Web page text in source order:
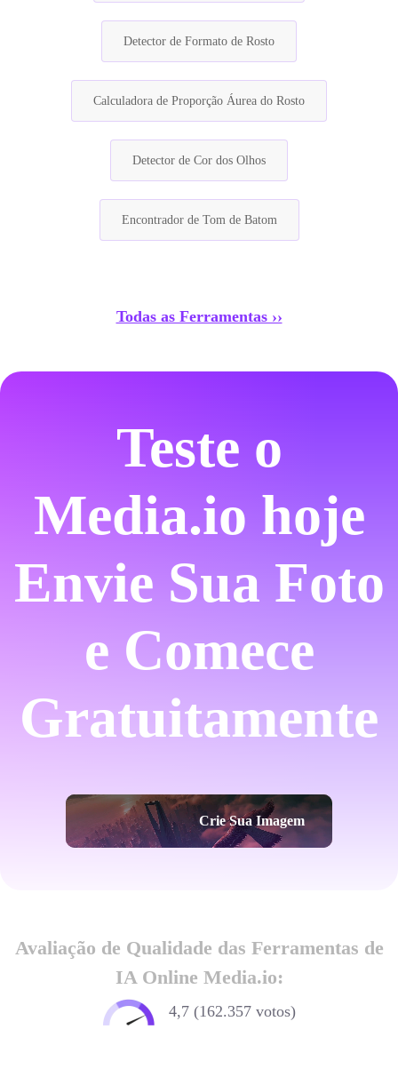
Detector de Formato de Rosto
Calculadora de Proporção Áurea do Rosto
Detector de Cor dos Olhos
Encontrador de Tom de Batom
Todas as Ferramentas ››
Teste o
Media.io hoje
Envie Sua Foto
e Comece
Gratuitamente
Crie Sua Imagem
Avaliação de Qualidade das Ferramentas de
IA Online Media.io:
4,7 (162.357 votos)